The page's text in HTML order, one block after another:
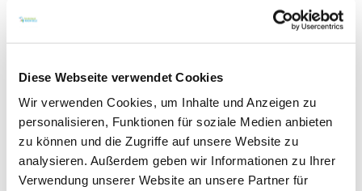
Diese Webseite verwendet Cookies
Wir verwenden Cookies, um Inhalte und Anzeigen zu
personalisieren, Funktionen für soziale Medien anbieten
zu können und die Zugriffe auf unsere Website zu
analysieren. Außerdem geben wir Informationen zu Ihrer
Verwendung unserer Website an unsere Partner für
baumeln zu lassen. Passend zum Wein gibt es
frische, regionale Speisen. Gesellschaften sind nach
Warme Küche: Sa, So + Fe 14:00 - 21:00
Hauptgerichte: 7,50 - 15,00 Euro
Offene Rheinhessische Weine 29
Sitzplätze: innen 80 | außen 100 | geschlossene